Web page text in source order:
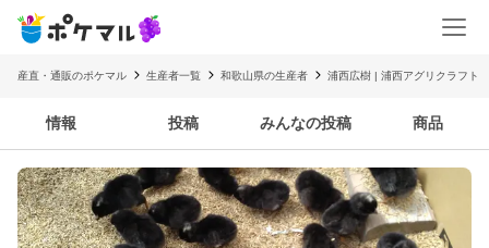
産直・通販のポケマル 生産者一覧 和歌山県の生産者 浦西広樹 | 浦西アグリクラフト
情報 投稿 みんなの投稿 商品